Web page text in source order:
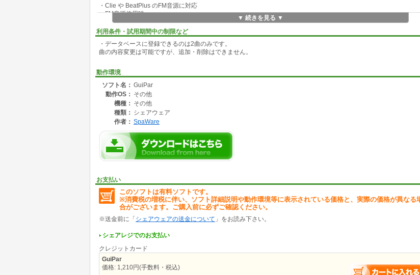
・Clie や BeatPlus のFM音源に対応
・FM音源使用時:
8つのギター音色が選択できます
ボタン同時押しで和音が発音できます(最大同時6音発音)
ジョグダイアル押し込みでチョーキングができます
・アルペジオ/ストロークの2つの演奏モードがあります
・曲毎に使用するコードを保存できます
・メイン画面で曲を選択することにより、コードが切り替えられます
・カポタスト機能
・簡易チューナー機能
▼ 続きを見る ▼
利用条件・試用期間中の制限など
・データベースに登録できるのは2曲のみです。
曲の内容変更は可能ですが、追加・削除はできません。
動作環境
ソフト名： GuiPar
動作OS： その他
機種： その他
種類： シェアウェア
作者： SpaWare
お支払い
このソフトは有料ソフトです。
※消費税の増税に伴い、ソフト詳細説明や動作環境等に表示されている価格と、実際の価格が異なる
合がございます。ご購入前に必ずご確認ください。
※送金前に「 シェアウェアの送金について 」をお読み下さい。
シェアレジでのお支払い
クレジットカード
GuiPar
価格: 1,210円(手数料・税込)